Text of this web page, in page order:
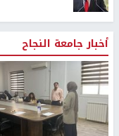
أخبار جامعة النجاح